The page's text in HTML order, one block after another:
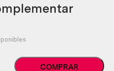
Pareja
COMPRAR